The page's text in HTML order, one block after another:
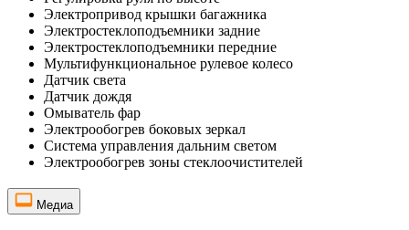
Электропривод крышки багажника
Электростеклоподъемники задние
Электростеклоподъемники передние
Мультифункциональное рулевое колесо
Датчик света
Датчик дождя
Омыватель фар
Электрообогрев боковых зеркал
Система управления дальним светом
Электрообогрев зоны стеклоочистителей
Медиа